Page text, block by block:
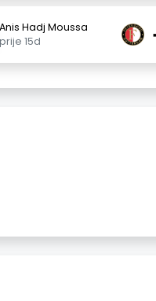
Anis Hadj Moussa
prije 15d